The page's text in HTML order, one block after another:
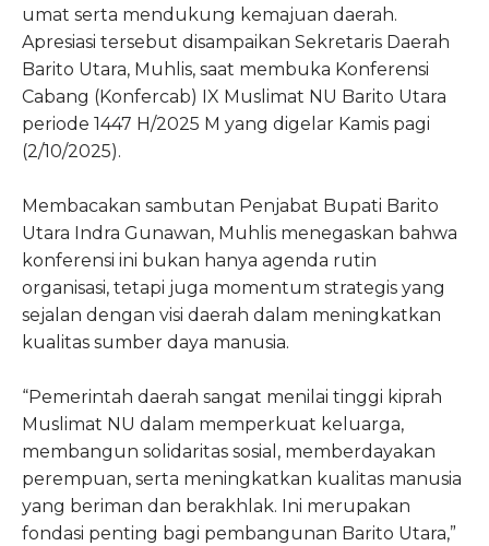
umat serta mendukung kemajuan daerah.
Apresiasi tersebut disampaikan Sekretaris Daerah
Barito Utara, Muhlis, saat membuka Konferensi
Cabang (Konfercab) IX Muslimat NU Barito Utara
periode 1447 H/2025 M yang digelar Kamis pagi
(2/10/2025).
Membacakan sambutan Penjabat Bupati Barito
Utara Indra Gunawan, Muhlis menegaskan bahwa
konferensi ini bukan hanya agenda rutin
organisasi, tetapi juga momentum strategis yang
sejalan dengan visi daerah dalam meningkatkan
kualitas sumber daya manusia.
“Pemerintah daerah sangat menilai tinggi kiprah
Muslimat NU dalam memperkuat keluarga,
membangun solidaritas sosial, memberdayakan
perempuan, serta meningkatkan kualitas manusia
yang beriman dan berakhlak. Ini merupakan
fondasi penting bagi pembangunan Barito Utara,”